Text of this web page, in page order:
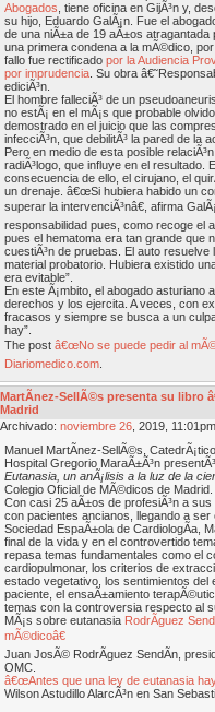
Abogados , tiene oficina en GijÃ³n y,
su hijo, Eduardo GalÃ¡n. Fue el
de una niÃ±a de 19 aÃ±os
una primera condena a la mÃ©dico,
fallo fue rectificado por la Audiencia
por imprudencia . Su obra
ediciÃ³n.
El hombre falleciÃ³ de un
no estÃ¡ en el mÃ¡s que probable
demostrado en el juicio que las
infecciÃ³n, que debilitÃ³ la pared de la
Pero en medio de esta posible
radiÃ³logo, que influye en el resultado.
consecuencia de ello, el cirujano, el
un drenaje. â€œSi hubiera habido un
superar la intervenciÃ³nâ€, afirma
responsabilidad pues, como recoge el
pues el hematoma era tan grande que
cuestiÃ³n de pruebas. El auto
material probatorio. Hubiera existido
era evitable”.
En este Ã¡mbito, el abogado
derechos y los ejercita. A veces, con
fracasos y siempre se busca a un
hay”.
The post â€œNo se puede pedir al
Diariomedico.com
MartÃ­nez-SellÃ©s presenta su libro
Madrid
Archivado: noviembre 26 , 2019,
Manuel MartÃ­nez-SellÃ©s,
Hospital Gregorio MaraÃ±Ã³n
Eutanasia, un anÃ¡lisis a la luz de la
Colegio Oficial de MÃ©dicos de Madrid.
Con casi 25 aÃ±os de profesiÃ³n a
con pacientes ancianos, llegando a
Sociedad EspaÃ±ola de CardiologÃ­a,
final de la vida y en el controvertido
repasa temas fundamentales como el
cardiopulmonar, los criterios de
estado vegetativo, los sentimientos del
paciente, el ensaÃ±amiento
temas con la controversia respecto al
MÃ¡s sobre eutanasia RodrÃ­guez
mÃ©dicoâ€
Juan JosÃ© RodrÃ­guez SendÃ­n,
OMC.
â€œAntes que una ley de eutanasia
Wilson Astudillo AlarcÃ³n en San